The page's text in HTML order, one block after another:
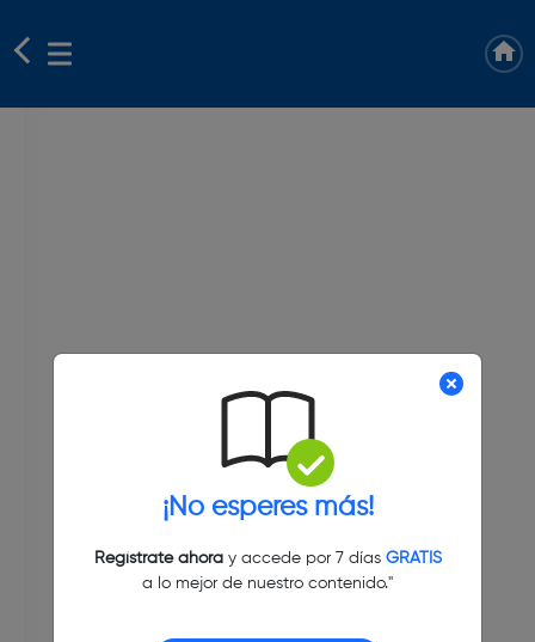
¡No esperes más!
Regístrate ahoray accede por 7 días GRATIS
a lo mejor de nuestro contenido."